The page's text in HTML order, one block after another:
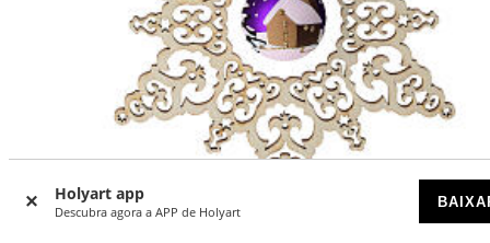
Holyart app
Descubra agora a APP de Holyart